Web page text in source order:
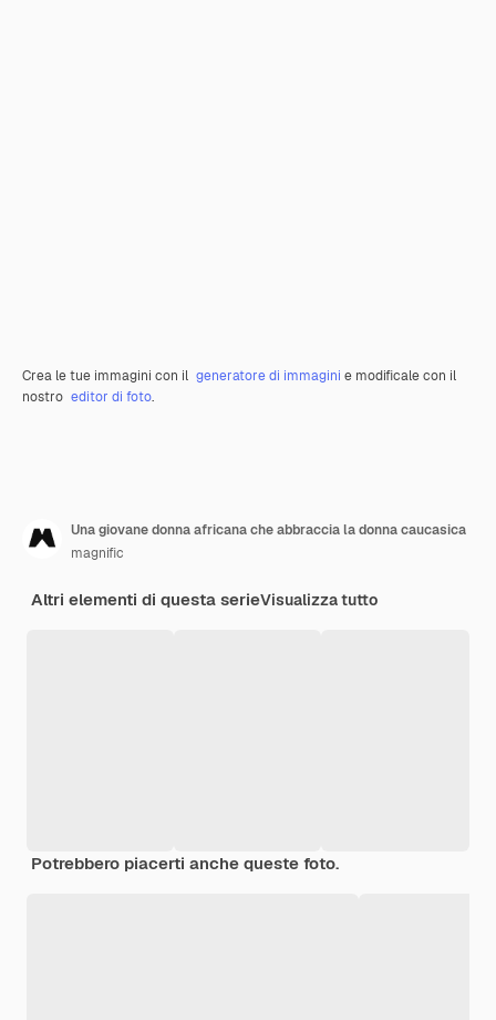
Crea le tue immagini con il generatore di immagini e modificale con il
nostro editor di foto.
Una giovane donna africana che abbraccia la donna caucasica
magnific
Altri elementi di questa serieVisualizza tutto
Potrebbero piacerti anche queste foto.